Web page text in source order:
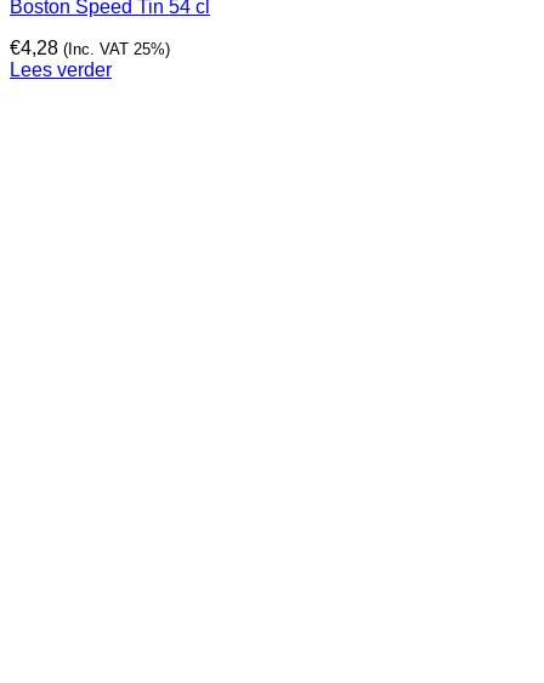
Boston Speed Tin 54 cl
€4,28 (Inc. VAT 25%)
Lees verder